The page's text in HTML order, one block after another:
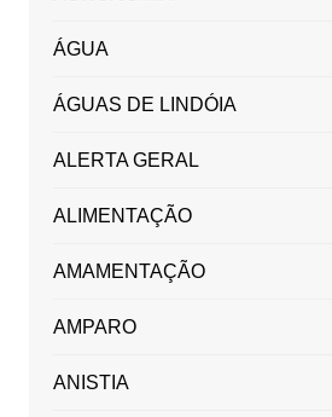
ÁGUA
ÁGUAS DE LINDÓIA
ALERTA GERAL
ALIMENTAÇÃO
AMAMENTAÇÃO
AMPARO
ANISTIA